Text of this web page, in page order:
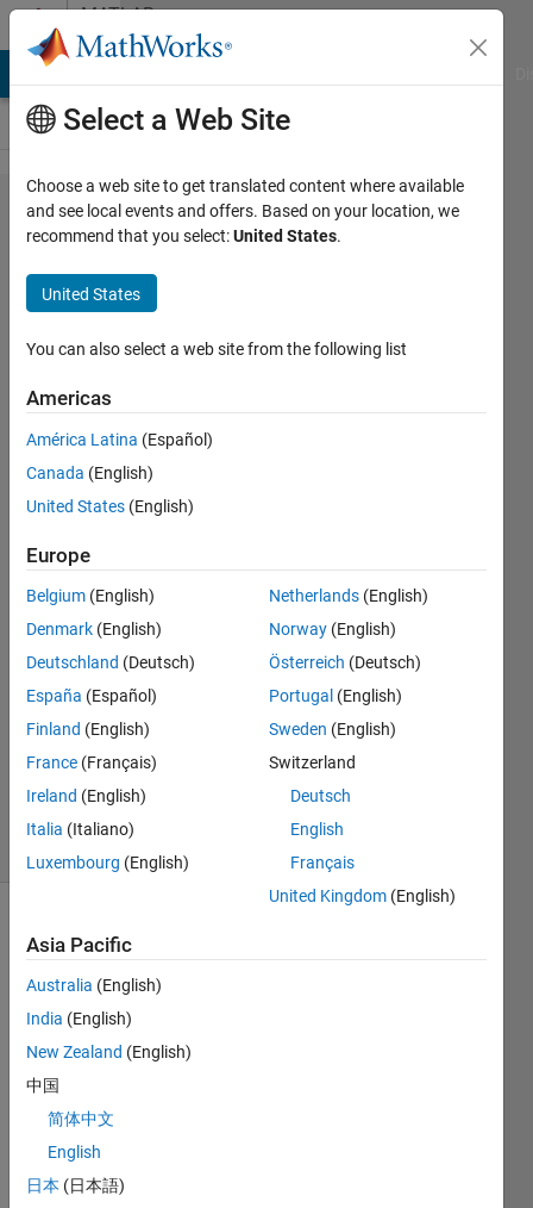
Skip to contentMATLAB
Answers
Constant
ブロ​ッ
クに設
定され
るサン​
プル時
間infの
動作​に関
して
Takeshi
Terazawa
27 Apr
2020
2
Answers
Accepted
Updated
29 Apr 2020
15 Views
Cons
ブロ
ック
に設
Select a Web Site
Choose a web site to get translated content where available
and see local events and offers. Based on your location, we
recommend that you select:United States.
United States
You can also select a web site from the following list
Americas
América Latina (Español)
Canada (English)
United States (English)
Europe
Belgium (English)
Denmark (English)
Deutschland (Deutsch)
España (Español)
Finland (English)
France (Français)
Ireland (English)
Italia (Italiano)
Luxembourg (English)
Netherlands (English)
Norway (English)
Österreich (Deutsch)
Portugal (English)
Sweden (English)
Switzerland
Deutsch
English
Français
United Kingdom (English)
Asia Pacific
Australia (English)
India (English)
New Zealand (English)
中国
简体中文
English
日本 (日本語)